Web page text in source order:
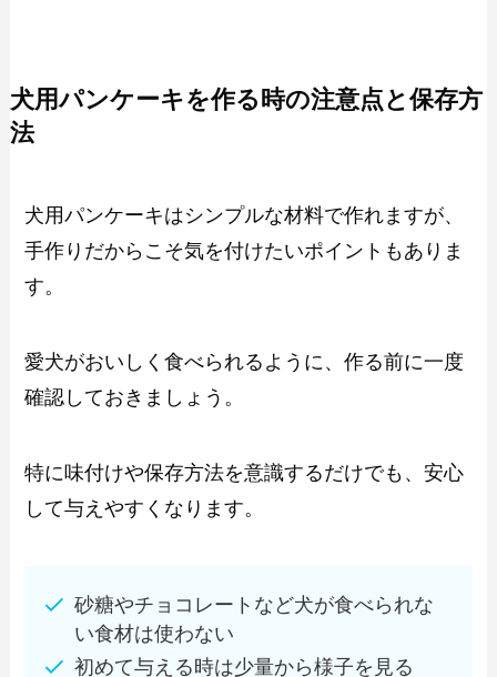
犬用パンケーキを作る時の注意点と保存方
法
犬用パンケーキはシンプルな材料で作れますが、
手作りだからこそ気を付けたいポイントもありま
す。
愛犬がおいしく食べられるように、作る前に一度
確認しておきましょう。
特に味付けや保存方法を意識するだけでも、安心
して与えやすくなります。
砂糖やチョコレートなど犬が食べられな
い食材は使わない
初めて与える時は少量から様子を見る